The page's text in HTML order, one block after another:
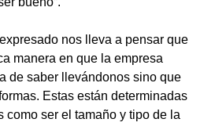
nos lleva a pensar que
manera en que la empresa
de saber llevándonos sino que
Estas están determinadas
como ser el tamaño y tipo de la